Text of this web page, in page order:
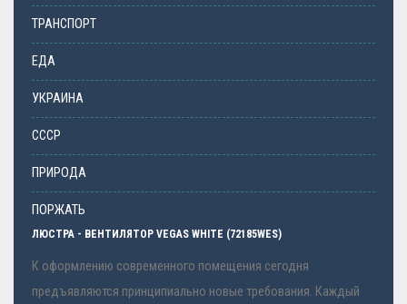
ТРАНСПОРТ
ЕДА
УКРАИНА
СССР
ПРИРОДА
ПОРЖАТЬ
ЛЮСТРА - ВЕНТИЛЯТОР VEGAS WHITE (72185WES)
К оформлению современного помещения сегодня
предъявляются принципиально новые требования. Каждый